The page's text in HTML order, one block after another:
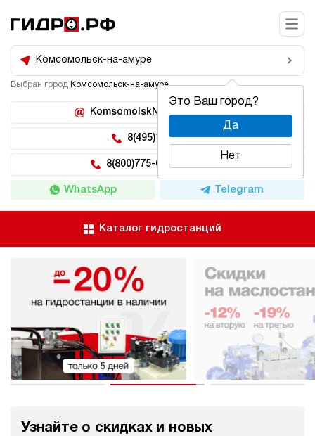
Комсомольск-на-амуре
Это Ваш город?
Да
Нет
Выбран город Комсомольск-на-амуре
KomsomolskNaAmure@hidro.ru
8(495)150-04-62
8(800)775-04-62 доб 222
WhatsApp Telegram
Каталог гидростанций
Узнайте о скидках и новых